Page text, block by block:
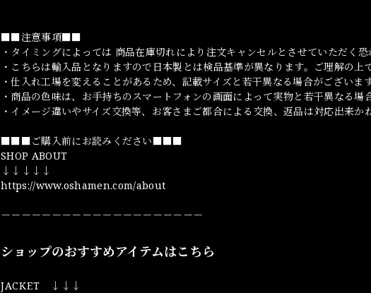
■■注意事項■■
・タイミングによっては 商品在庫切れにより注文キャンセルとさせていただく
・こちらは輸入品となりますので日本製とは検品基準が異なります。ご理解の上
・仕入れ工場を変えることがあるため、記載サイズと若干異なる場合がございま
・商品の色味は、お手持ちのスマートフォンの画面によって実物と若干異なる場
・イメージ違いやサイズ交換等、お客さまご都合による交換、返品は対応出来か
■■■ご購入前にお読みください■■■
SHOP ABOUT
↓↓↓↓↓
https://www.oshamen.com/about
－－－－－－－－－－－－－－－－－－－－
ショップのおすすめアイテムはこちら
JACKET ↓↓↓